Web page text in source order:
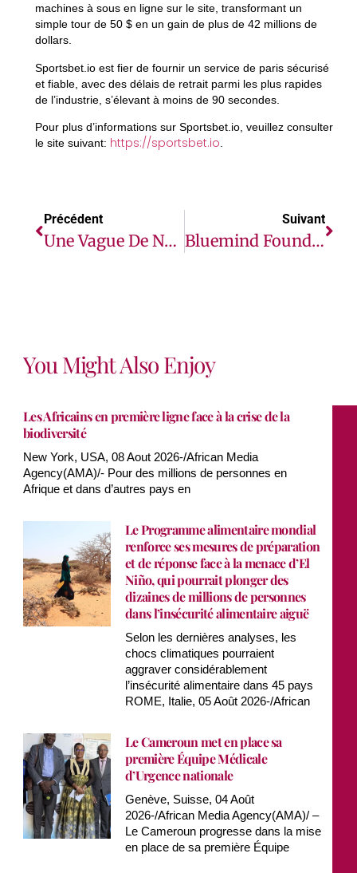
machines à sous en ligne sur le site, transformant un
simple tour de 50 $ en un gain de plus de 42 millions de
dollars.
Sportsbet.io est fier de fournir un service de paris sécurisé
et fiable, avec des délais de retrait parmi les plus rapides
de l’industrie, s’élevant à moins de 90 secondes.
Pour plus d’informations sur Sportsbet.io, veuillez consulter
le site suivant: https://sportsbet.io
Précédent
Une Vague De Nouveaux Engagements Marque Une Étape Historique Vers L’élimination Du Cancer Du Col De L’utérus
Suivant
Bluemind Foundation: Heal By Hair En Vedette Dans Les Pages VOGUE
You Might Also Enjoy
Les Africains en première ligne face à la crise de la
biodiversité
New York, USA, 08 Aout 2026-/African Media
Agency(AMA)/- Pour des millions de personnes en
Afrique et dans d’autres pays en
Le Programme alimentaire mondial
renforce ses mesures de préparation
et de réponse face à la menace d’El
Niño, qui pourrait plonger des
dizaines de millions de personnes
dans l’insécurité alimentaire aiguë
Selon les dernières analyses, les
chocs climatiques pourraient
aggraver considérablement
l’insécurité alimentaire dans 45 pays
ROME, Italie, 05 Août 2026-/African
Le Cameroun met en place sa
première Équipe Médicale
d’Urgence nationale
Genève, Suisse, 04 Août
2026-/African Media Agency(AMA)/ –
Le Cameroun progresse dans la mise
en place de sa première Équipe